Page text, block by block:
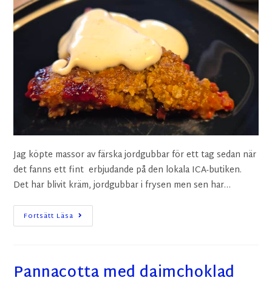
Jag köpte massor av färska jordgubbar för ett tag sedan när
det fanns ett fint erbjudande på den lokala ICA-butiken.
Det har blivit kräm, jordgubbar i frysen men sen har…
Fortsätt Läsa
Pannacotta med daimchoklad